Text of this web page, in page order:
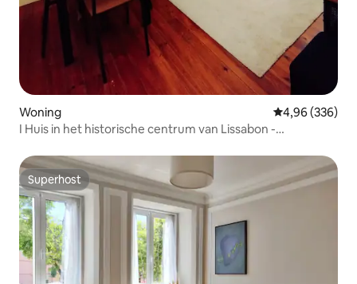
Woning Gemiddelde
4,96 (336)
I Huis in het historische centrum van Lissabon -
Superhost
Superhost